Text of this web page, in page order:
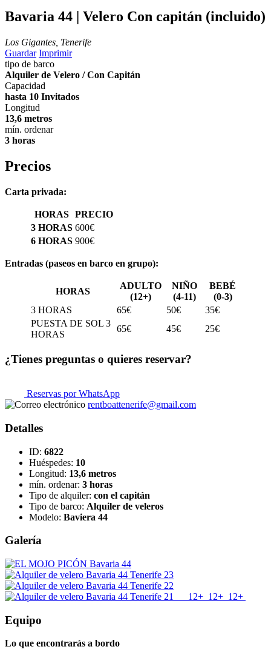
Bavaria 44 | Velero Con capitán (incluido)
Los Gigantes, Tenerife
Guardar Imprimir
tipo de barco
Alquiler de Velero / Con Capitán
Capacidad
hasta 10 Invitados
Longitud
13,6 metros
mín. ordenar
3 horas
Precios
Carta privada:
HORAS PRECIO
3 HORAS 600€
6 HORAS 900€
Entradas (paseos en barco en grupo):
HORAS
ADULTO
(12+)
NIÑO
(4-11)
BEBÉ
(0-3)
3 HORAS
65€ 50€
35€
PUESTA DE SOL 3
HORAS
65€ 45€ 25€
¿Tienes preguntas o quieres reservar?
Reservas por WhatsApp
rentboattenerife@gmail.com
Detalles
ID: 6822
Huéspedes: 10
Longitud: 13,6 metros
mín. ordenar: 3 horas
Tipo de alquiler: con el capitán
Tipo de barco: Alquiler de veleros
Modelo: Baviera 44
Galería
12+ 12+ 12+
Equipo
Lo que encontrarás a bordo